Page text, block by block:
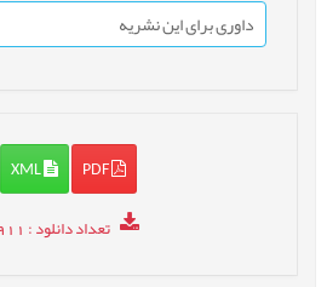
داوری برای این نشریه
PDF
XML
تعداد دانلود: 4911